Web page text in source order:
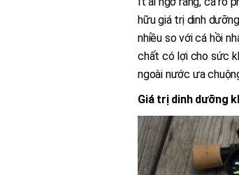
hữu giá trị dinh
nhiều so với cá hồi
chất có lợi cho sức
ngoài nước ưa
Giá trị dinh dưỡng